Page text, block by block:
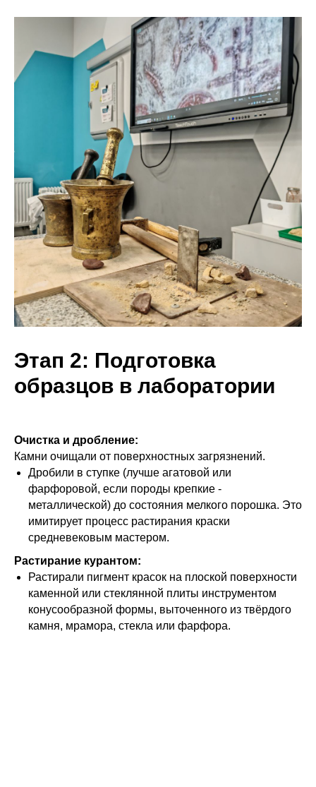
Этап 2: Подготовка
образцов в лаборатории
Очистка и дробление:
Камни очищали от поверхностных загрязнений.
Дробили в ступке (лучше агатовой или
фарфоровой, если породы крепкие -
металлической) до состояния мелкого порошка. Это
имитирует процесс растирания краски
средневековым мастером.
Растирание курантом:
Растирали пигмент красок на плоской поверхности
каменной или стеклянной плиты инструментом
конусообразной формы, выточенного из твёрдого
камня, мрамора, стекла или фарфора.